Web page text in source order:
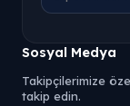
Sosyal Medya
Takipçilerimize
takip edin.